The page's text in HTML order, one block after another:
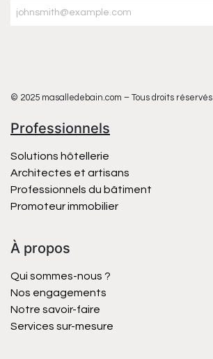
© 2025 masalledebain.com – Tous droits réservés
Professionnels
Solutions hôtellerie
Architectes et artisans
Professionnels du bâtiment
Promoteur immobilier
À propos
Qui sommes-nous ?
Nos engagements
Notre savoir-faire
Services sur-mesure